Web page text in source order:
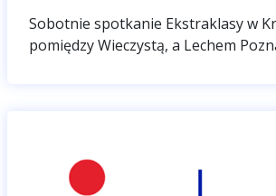
Sobotnie spotkanie Ekstraklasy w
pomiędzy Wieczystą, a Lechem